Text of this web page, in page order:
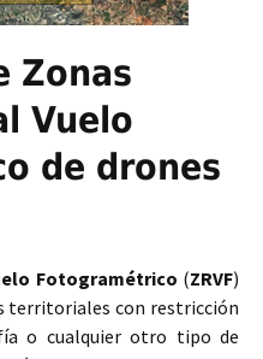
Zonas
Vuelo
de drones
Fotogramétrico (ZRVF)
territoriales con restricción
o cualquier otro tipo de